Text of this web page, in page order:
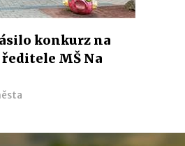
konkurz na
MŠ Na